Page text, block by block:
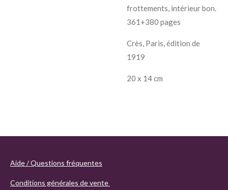
frottements, intérieur bon.
361+380 pages
Crès, Paris, édition de
1919
20 x 14 cm
Aide / Questions fréquentes
Conditions générales de vente